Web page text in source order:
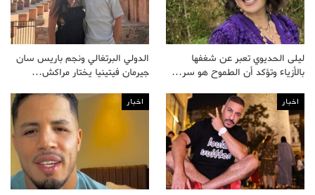
ليلى الحديوي تعبر عن شغفها
بالأزياء وتؤكد أن الطموح هو سر…
الدولي البرتغالي ونجم باريس سان
جيرمان فيتينيا يختار مراكش…
اخبار اخبار